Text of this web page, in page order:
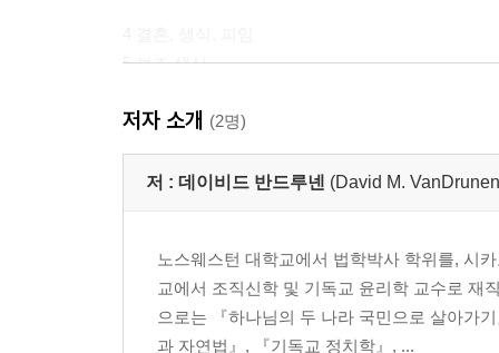
5 보조 생식
3부 생명의 끝
9 치료의 수용과 포기
결론(참고문헌 소개 포함)
저자 소개 (2명)
저 : 데이비드 반드루넨 (David M.
노스웨스턴 대학교에서 법학박사 학위를, 시
교에서 조직신학 및 기독교 윤리학 교수로 재
으로는 『하나님의 두 나라 국민으로 살아가
과 자연법』, 『기독교 정치학』, ...